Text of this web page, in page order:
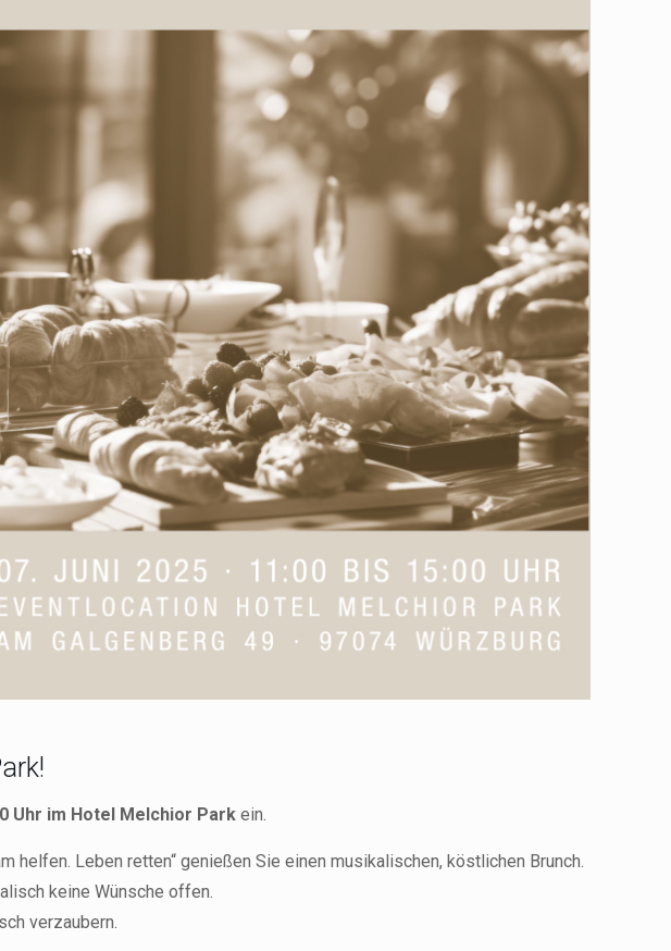
Uhr im Hotel Melchior Park ein.
helfen. Leben retten“ genießen Sie einen musikalischen, köstlichen Brunch.
keine Wünsche offen.
verzaubern.